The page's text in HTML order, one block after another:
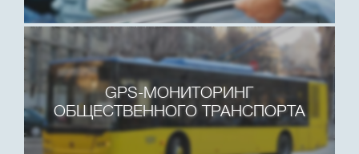
GPS-МОНИТОРИНГ
ОБЩЕСТВЕННОГО ТРАНСПОРТА